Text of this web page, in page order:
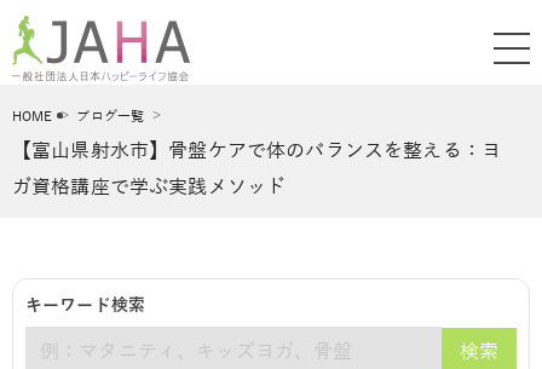
HOME ブログ一覧
【富山県射水市】骨盤ケアで体のバランスを整える：ヨ
ガ資格講座で学ぶ実践メソッド
キーワード検索
検索